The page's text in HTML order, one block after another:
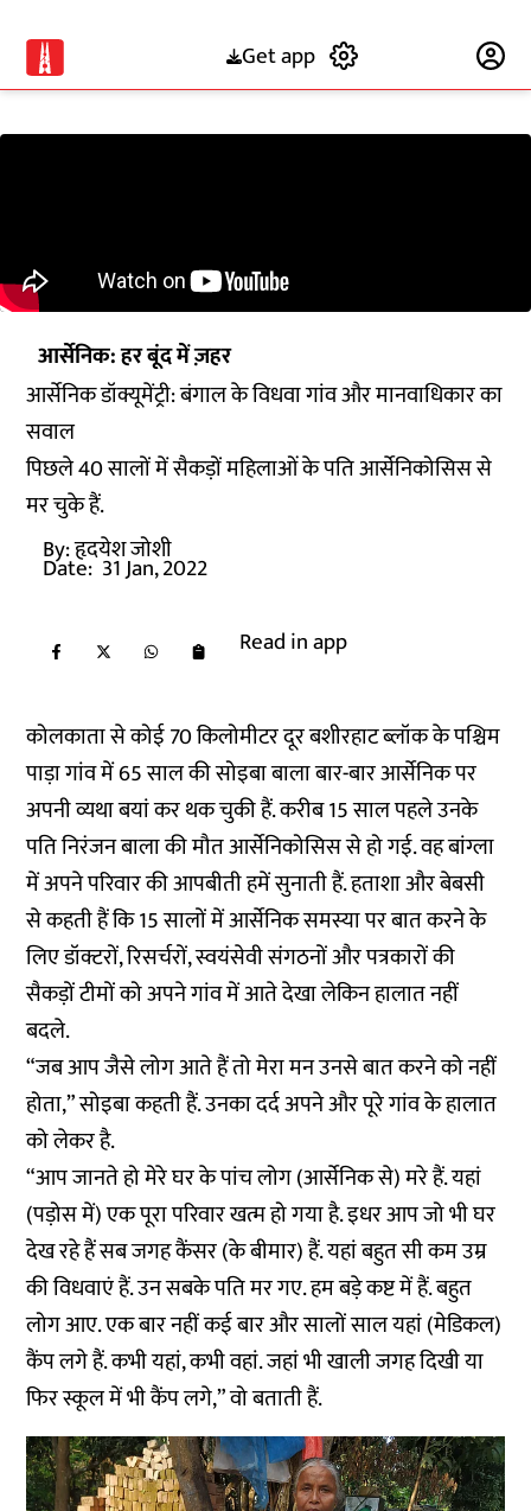
Get app
आर्सेनिक: हर बूंद में ज़हर
​आर्सेनिक डॉक्यूमेंट्री: बंगाल के विधवा गांव और मानवाधिकार का
सवाल
पिछले 40 सालों में सैकड़ों महिलाओं के पति आर्सेनिकोसिस से
मर चुके हैं.
By:हृदयेश जोशी
Date: 31 Jan, 2022
Read in app
कोलकाता से कोई 70 किलोमीटर दूर बशीरहाट ब्लॉक के पश्चिम
पाड़ा गांव में 65 साल की सोइबा बाला बार-बार आर्सेनिक पर
अपनी व्यथा बयां कर थक चुकी हैं. करीब 15 साल पहले उनके
पति निरंजन बाला की मौत आर्सेनिकोसिस से हो गई. वह बांग्ला
में अपने परिवार की आपबीती हमें सुनाती हैं. हताशा और बेबसी
से कहती हैं कि 15 सालों में आर्सेनिक समस्या पर बात करने के
लिए डॉक्टरों, रिसर्चरों, स्वयंसेवी संगठनों और पत्रकारों की
सैकड़ों टीमों को अपने गांव में आते देखा लेकिन हालात नहीं
बदले.
“जब आप जैसे लोग आते हैं तो मेरा मन उनसे बात करने को नहीं
होता,” सोइबा कहती हैं. उनका दर्द अपने और पूरे गांव के हालात
को लेकर है.
“आप जानते हो मेरे घर के पांच लोग (आर्सेनिक से) मरे हैं. यहां
(पड़ोस में) एक पूरा परिवार खत्म हो गया है. इधर आप जो भी घर
देख रहे हैं सब जगह कैंसर (के बीमार) हैं. यहां बहुत सी कम उम्र
की विधवाएं हैं. उन सबके पति मर गए. हम बड़े कष्ट में हैं. बहुत
लोग आए. एक बार नहीं कई बार और सालों साल यहां (मेडिकल)
कैंप लगे हैं. कभी यहां, कभी वहां. जहां भी खाली जगह दिखी या
फिर स्कूल में भी कैंप लगे,” वो बताती हैं.